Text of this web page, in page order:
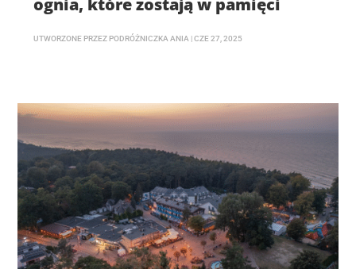
UTWORZONE PRZEZ PODRÓŻNICZKA ANIA |CZE 27, 2025